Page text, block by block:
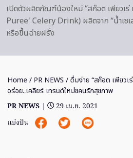
เปิดตัวผลิตภัณฑ์น้องใหม่ “สก๊อต เพียวเร่
Puree' Celery Drink) ผลิตจาก “น้ำเซ
หรือขึ้นฉ่ายฝรั่ง
Home / PR NEWS / ดื่มง่าย “สก๊อต เพียวเ
อร่อย..เคลียร์ เทรนด์ใหม่ขคนรักสุขภาพ
PR NEWS |
29 เม.ย. 2021
แบ่งปัน